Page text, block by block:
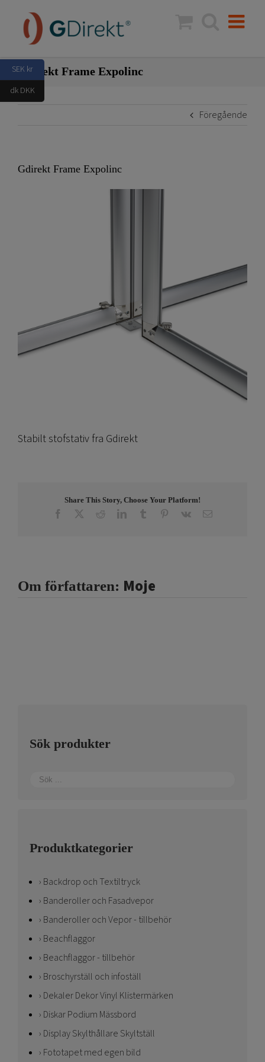
innehållet
Gdirekt Frame Expolinc
Föregående
Gdirekt Frame Expolinc
Stabilt stofstativ fra Gdirekt
Share This Story, Choose Your Platform!
Facebook RedditLinkedInTumblr Pinterest
Vk E-
Om författaren: Moje
Sök produkter
Produktkategorier
Backdrop och Textiltryck
Banderoller och Fasadvepor
Banderoller och Vepor - tillbehör
Beachflaggor
Beachflaggor - tillbehör
Broschyrställ och infoställ
Dekaler Dekor Vinyl Klistermärken
Diskar Podium Mässbord
Display Skylthållare Skyltställ
Fototapet med egen bild
SEK kr
dk DKK